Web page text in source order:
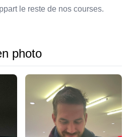
le reste de nos courses.
photo